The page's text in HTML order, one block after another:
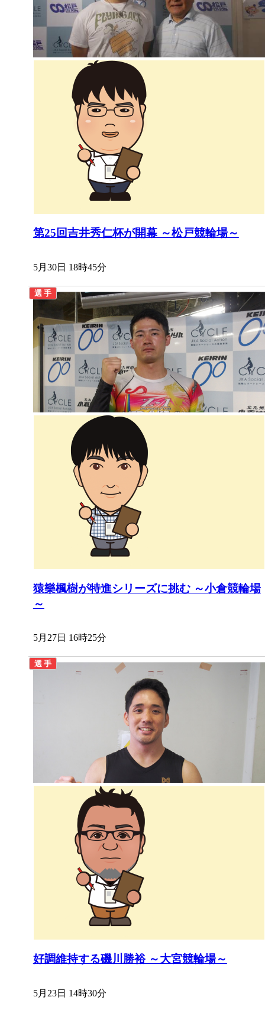
第25回吉井秀仁杯が開幕 ～松戸競輪場～
5月30日 18時45分
猿樂楓樹が特進シリーズに挑む ～小倉競輪場
～
5月27日 16時25分
好調維持する磯川勝裕 ～大宮競輪場～
5月23日 14時30分